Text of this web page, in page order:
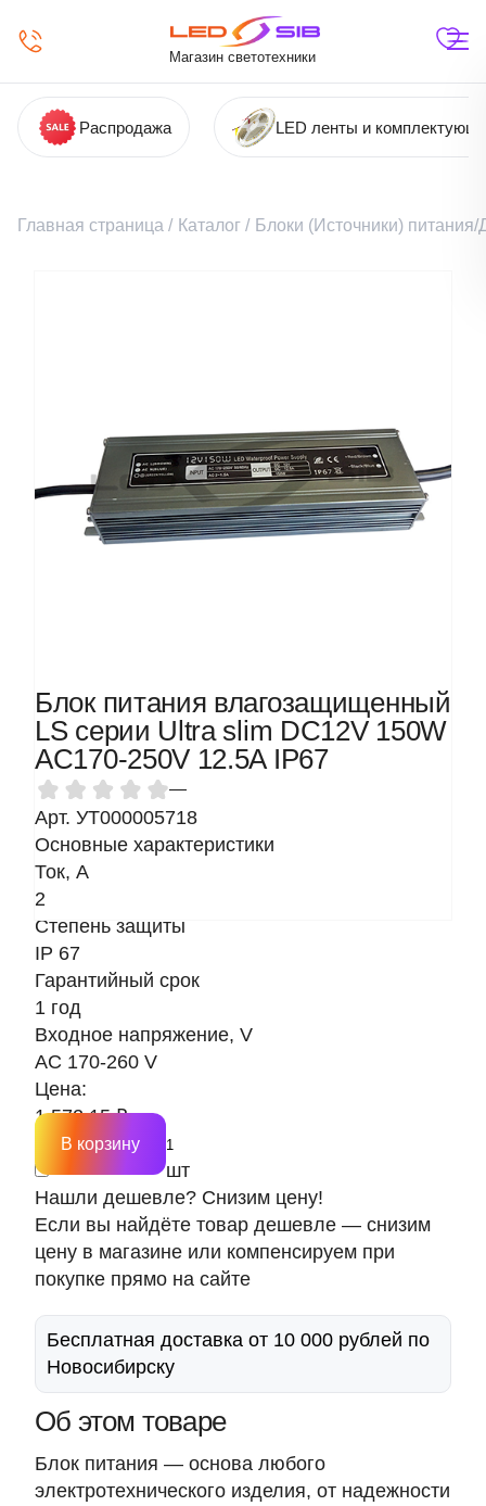
Магазин светотехники
Распродажа LED ленты и
Главная страница / Каталог / Блоки (Источники)
Блок питания влагозащищенный
LS серии Ultra slim DC12V 150W
AC170-250V 12.5A IP67
—
Арт. УТ000005718
Основные характеристики
Ток, A
2
Степень защиты
IP 67
Гарантийный срок
1 год
Входное напряжение, V
AC 170-260 V
Цена:
1 572.15 ₽
шт
В корзину
Нашли дешевле? Снизим цену!
Если вы найдёте товар дешевле — снизим
цену в магазине или компенсируем при
покупке прямо на сайте
Бесплатная доставка от 10 000 рублей по
Новосибирску
Об этом товаре
Блок питания — основа любого
электротехнического изделия, от надежности